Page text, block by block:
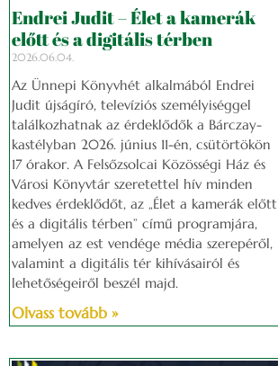
Endrei Judit – Élet a kamerák
előtt és a digitális térben
2026.06.04.
Az Ünnepi Könyvhét alkalmából Endrei
Judit újságíró, televíziós személyiséggel
találkozhatnak az érdeklődők a Bárczay-
kastélyban 2026. június 11-én, csütörtökön
17 órakor. A Felsőzsolcai Közösségi Ház és
Városi Könyvtár szeretettel hív minden
kedves érdeklődőt, az „Élet a kamerák előtt
és a digitális térben” című programjára,
amelyen az est vendége média szerepéről,
valamint a digitális tér kihívásairól és
lehetőségeiről beszél majd.
Olvass tovább »